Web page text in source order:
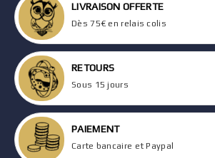
LIVRAISON OFFERTE
Dès 75€ en relais colis
RETOURS
Sous 15 jours
PAIEMENT
Carte bancaire et Paypal